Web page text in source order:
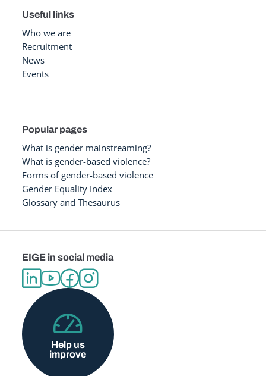
Useful links
Who we are
Recruitment
News
Events
Popular pages
What is gender mainstreaming?
What is gender-based violence?
Forms of gender-based violence
Gender Equality Index
Glossary and Thesaurus
EIGE in social media
Help us
improve